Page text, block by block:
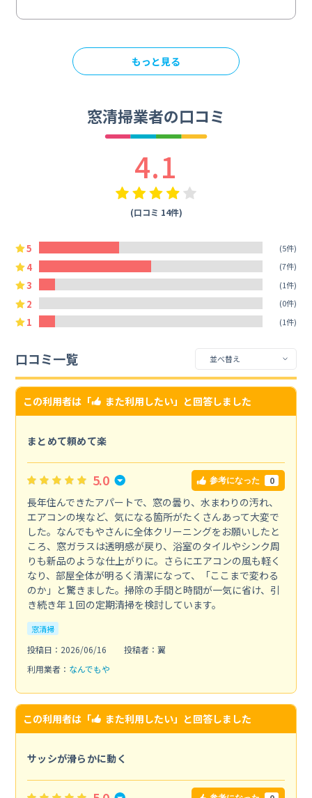
もっと見る
窓清掃業者の口コミ
4.1
(口コミ 14件)
5 (5件)
4 (7件)
3 (1件)
2 (0件)
1 (1件)
口コミ一覧
この利用者は「 また利用したい」と回答しました
まとめて頼めて楽
5.0 参考になった 0
長年住んできたアパートで、窓の曇り、水まわりの汚れ、
エアコンの埃など、気になる箇所がたくさんあって大変で
した。なんでもやさんに全体クリーニングをお願いしたと
ころ、窓ガラスは透明感が戻り、浴室のタイルやシンク周
りも新品のような仕上がりに。さらにエアコンの風も軽く
なり、部屋全体が明るく清潔になって、「ここまで変わる
のか」と驚きました。掃除の手間と時間が一気に省け、引
き続き年１回の定期清掃を検討しています。
窓清掃
投稿日：2026/06/16
投稿者：翼
利用業者： なんでもや
この利用者は「 また利用したい」と回答しました
サッシが滑らかに動く